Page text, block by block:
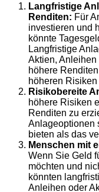
Langfristige
Renditen: Für
investieren und
könnte
Langfristige
Aktien,
höhere
höheren Risiken
Risikobereite
höhere Risiken
Renditen zu
Anlageoptionen
bieten als das
Menschen mit
Wenn Sie Geld
möchten und
könnten
Anleihen oder